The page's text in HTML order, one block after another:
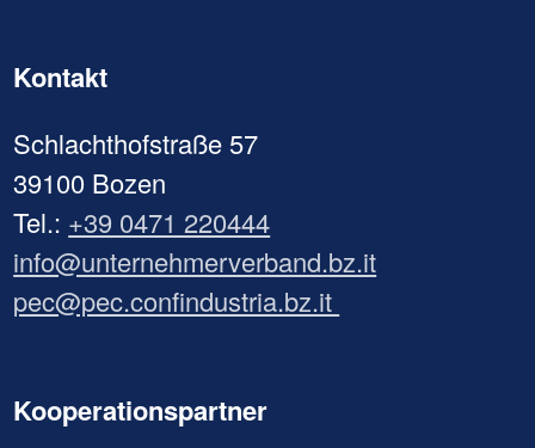
Kontakt
Schlachthofstraße 57
39100 Bozen
Tel.: +39 0471 220444
info@unternehmerverband.bz.it
pec@pec.confindustria.bz.it
Kooperationspartner